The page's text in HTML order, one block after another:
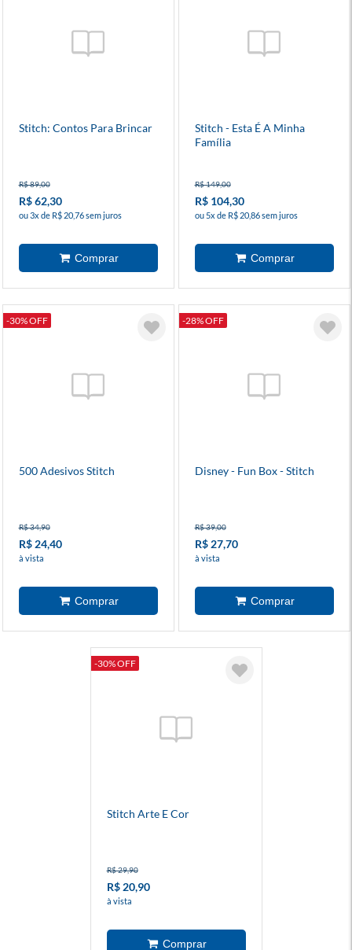
Stitch: Contos Para Brincar
R$ 89,00
R$ 62,30
ou 3x de R$ 20,76 sem juros
Stitch - Esta É A Minha
Família
R$ 149,00
R$ 104,30
ou 5x de R$ 20,86 sem juros
-30% OFF
500 Adesivos Stitch
R$ 34,90
R$ 24,40
à vista
-28% OFF
Disney - Fun Box - Stitch
R$ 39,00
R$ 27,70
à vista
-30% OFF
Stitch Arte E Cor
R$ 29,90
R$ 20,90
à vista